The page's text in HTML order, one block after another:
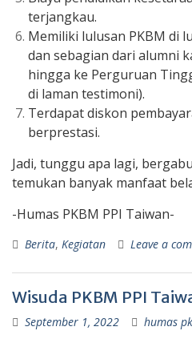
terjangkau.
Memiliki lulusan PKBM di
dan sebagian dari alumni
hingga ke Perguruan
di laman testimoni).
Terdapat diskon
berprestasi.
Jadi, tunggu apa lagi,
temukan banyak manfaat
-Humas PKBM PPI Taiwan-
Berita, Kegiatan Leave a
Wisuda PKBM PPI
September 1, 2022 humas